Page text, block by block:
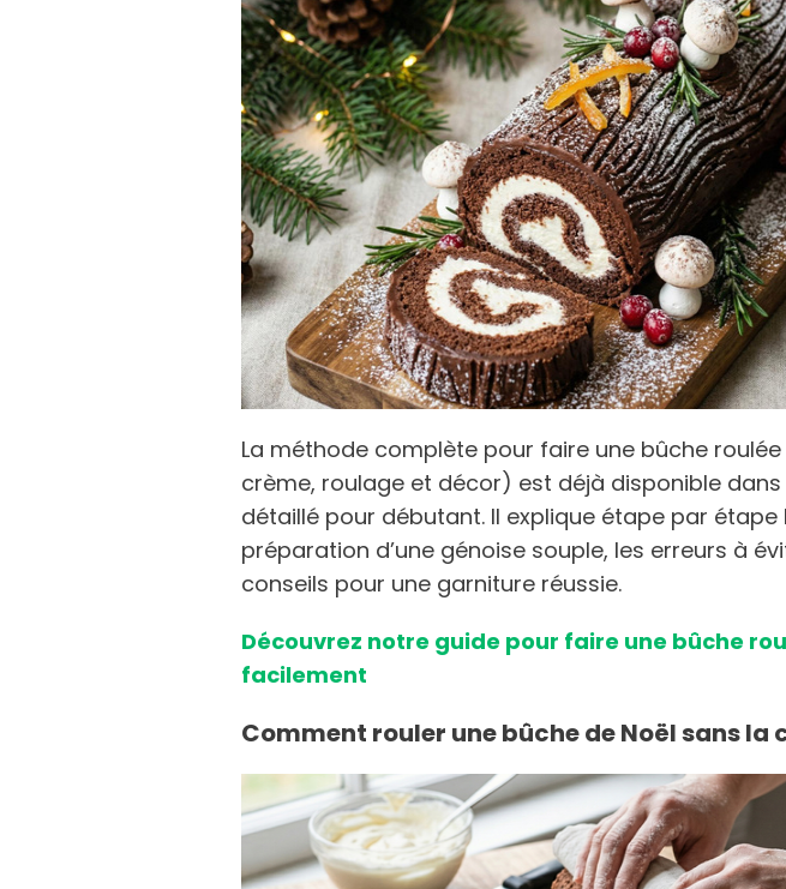
La méthode complète pour faire une bûche
crème, roulage et décor) est déjà disponible
détaillé pour débutant. Il explique étape par étape
préparation d’une génoise souple, les erreurs à
conseils pour une garniture réussie.
Découvrez notre guide pour faire une bûche
facilement
Comment rouler une bûche de Noël sans la